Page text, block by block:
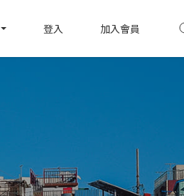
登入 加入會員